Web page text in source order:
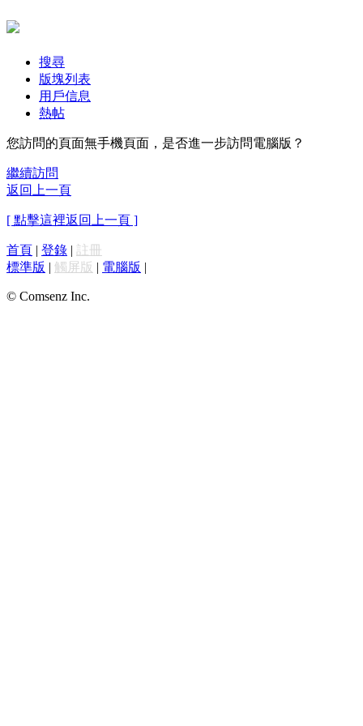
搜尋
版塊列表
用戶信息
熱帖
您訪問的頁面無手機頁面，是否進一步訪問電腦版？
繼續訪問
返回上一頁
[ 點擊這裡返回上一頁 ]
首頁 | 登錄 | 註冊
標準版 | 觸屏版 | 電腦版 |
© Comsenz Inc.